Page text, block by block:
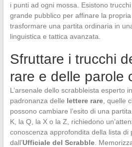
i punti ad ogni mossa. Esistono
grande pubblico per affinare la
trasformare una partita ordinaria in
linguistica e tattica avanzata.
Sfruttare i trucchi
rare e delle parole
L’arsenale dello scrabbleista esperto
padronanza delle lettere rare, quelle
possono cambiare l’esito di una
K, la Q, la X o la Z, richiedono
conoscenza approfondita della lista di
dall’Ufficiale del Scrabble.